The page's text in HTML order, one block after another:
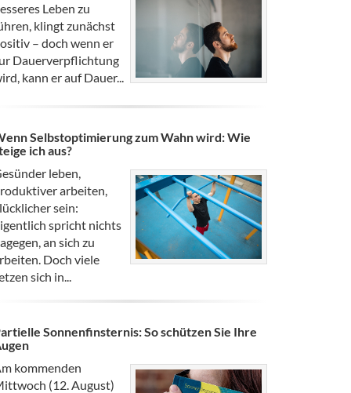
Leben zu
klingt zunächst
– doch wenn er
Dauerverpflichtung
kann er auf Dauer...
Selbstoptimierung zum Wahn wird: Wie
ich aus?
leben,
arbeiten,
sein:
spricht nichts
an sich zu
Doch viele
sich in...
Sonnenfinsternis: So schützen Sie Ihre
kommenden
(12. August)